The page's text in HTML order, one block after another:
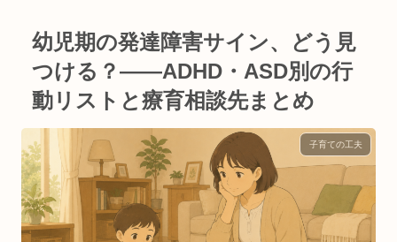
幼児期の発達障害サイン、どう見
つける？——ADHD・ASD別の行
動リストと療育相談先まとめ
子育ての工夫